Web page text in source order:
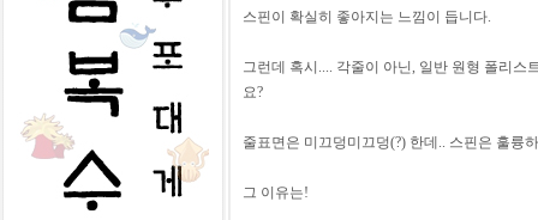
스핀이 확실히 좋아지는 느낌이 듭니다.
그런데 혹시.... 각줄이 아닌, 일반 원형 폴리
요?
줄표면은 미끄덩미끄덩(?) 한데.. 스핀은 훌륭
그 이유는!